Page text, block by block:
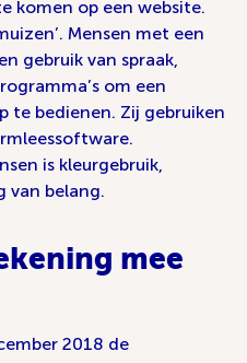
komen op een website.
Mensen met een
gebruik van spraak,
om een
te bedienen. Zij gebruiken
is kleurgebruik,
van belang.
mee
2018 de